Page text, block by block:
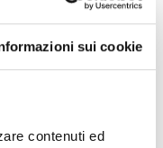
sui cookie
contenuti ed
sono un
l’arrivo della
è ancora più
saporita!